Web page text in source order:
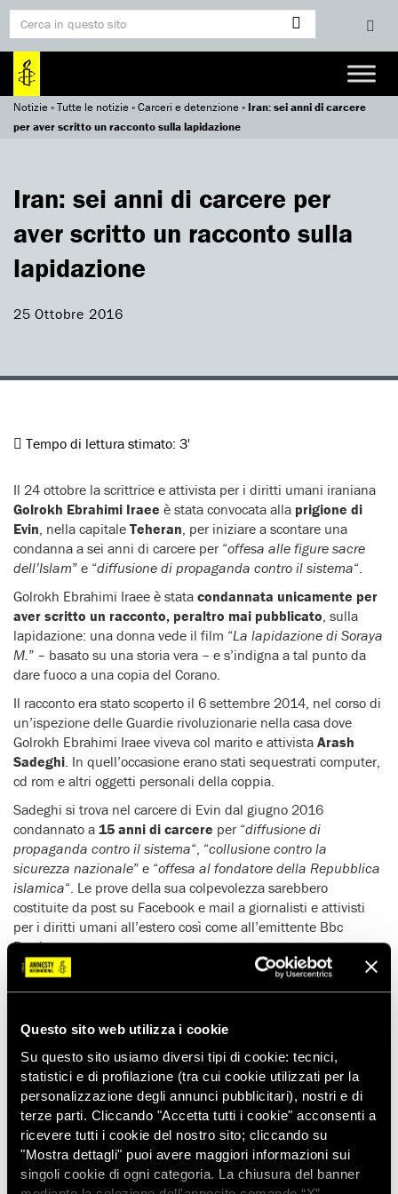
Questo sito web utilizza i cookie
Su questo sito usiamo diversi tipi di cookie: tecnici,
statistici e di profilazione (tra cui cookie utilizzati per la
personalizzazione degli annunci pubblicitari), nostri e di
terze parti. Cliccando "Accetta tutti i cookie" acconsenti a
ricevere tutti i cookie del nostro sito; cliccando su
"Mostra dettagli" puoi avere maggiori informazioni sui
singoli cookie di ogni categoria. La chiusura del banner
Notizie»Tutte le notizie»Carceri e detenzione»Iran: sei anni di carcere
per aver scritto un racconto sulla lapidazione
Iran: sei anni di carcere per
aver scritto un racconto sulla
lapidazione
25 Ottobre 2016
Tempo di lettura stimato: 3'
Il 24 ottobre la scrittrice e attivista per i diritti umani iraniana
Golrokh Ebrahimi Iraee è stata convocata alla prigione di
Evin, nella capitale Teheran, per iniziare a scontare una
condanna a sei anni di carcere per “offesa alle figure sacre
dell’Islam” e “diffusione di propaganda contro il sistema“.
Golrokh Ebrahimi Iraee è stata condannata unicamente per
aver scritto un racconto, peraltro mai pubblicato, sulla
lapidazione: una donna vede il film “La lapidazione di Soraya
M.” – basato su una storia vera – e s’indigna a tal punto da
dare fuoco a una copia del Corano.
Il racconto era stato scoperto il 6 settembre 2014, nel corso di
un’ispezione delle Guardie rivoluzionarie nella casa dove
Golrokh Ebrahimi Iraee viveva col marito e attivista Arash
Sadeghi. In quell’occasione erano stati sequestrati computer,
cd rom e altri oggetti personali della coppia.
Sadeghi si trova nel carcere di Evin dal giugno 2016
condannato a 15 anni di carcere per “diffusione di
propaganda contro il sistema“, “collusione contro la
sicurezza nazionale” e “offesa al fondatore della Repubblica
islamica“. Le prove della sua colpevolezza sarebbero
costituite da post su Facebook e mail a giornalisti e attivisti
per i diritti umani all’estero così come all’emittente Bbc
Persian.
Dopo il 6 settembre 2014, Golrokh Ebrahimi Iraee era stata
trattenuta per 20 giorni a Evin senza poter incontrare avvocati
volto al muro mentre ascoltava leurla del marito
nella cella accanto.
Il processo è stato del tutto irregolare. Dei due avvocati
nominati dall’imputata, una è stata costretta dalle minacce ad
abbandonare il caso mentre alla seconda è stato impedito di
assumerlo. La seconda udienza si è svolta mentre Golrokh
Ebrahimi Iraee era in ospedale per un intervento chirurgico.
Amnesty International sollecita le autorità iraniane ad